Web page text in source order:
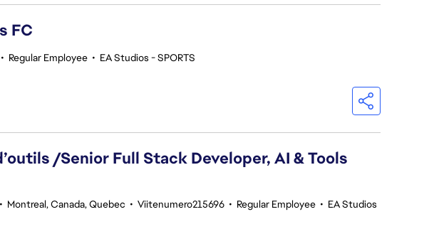
FC
• Regular Employee • EA Studios - SPORTS
/Senior Full Stack Developer, AI & Tools
• Montreal, Canada, Quebec • Viitenumero215696 • Regular Employee • EA Studios